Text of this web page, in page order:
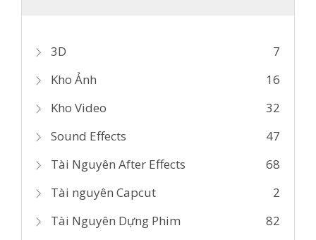
3D
7
Kho Ảnh
16
Kho Video
32
Sound Effects
47
Tài Nguyên After Effects
68
Tài nguyên Capcut
2
Tài Nguyên Dựng Phim
82